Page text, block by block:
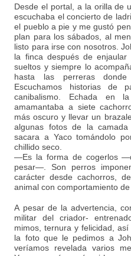
Desde el portal, a la orilla de
escuchaba el concierto de
el pueblo a pie y me gustó
plan para los sábados, al
listo para irse con nosotros.
la finca después de
sueltos y siempre lo
hasta las perreras
Escuchamos historias de
canibalismo. Echada en
amamantaba a siete
más oscuro y llevar un
algunas fotos de la
sacara a Yaco tomándolo
chillido seco.
—Es la forma de cogerlos
pesar—. Son perros
carácter desde cachorros,
animal con comportamiento de
A pesar de la advertencia,
militar del criador-
mimos, ternura y felicidad,
la foto que le pedimos a
veríamos revelada varios